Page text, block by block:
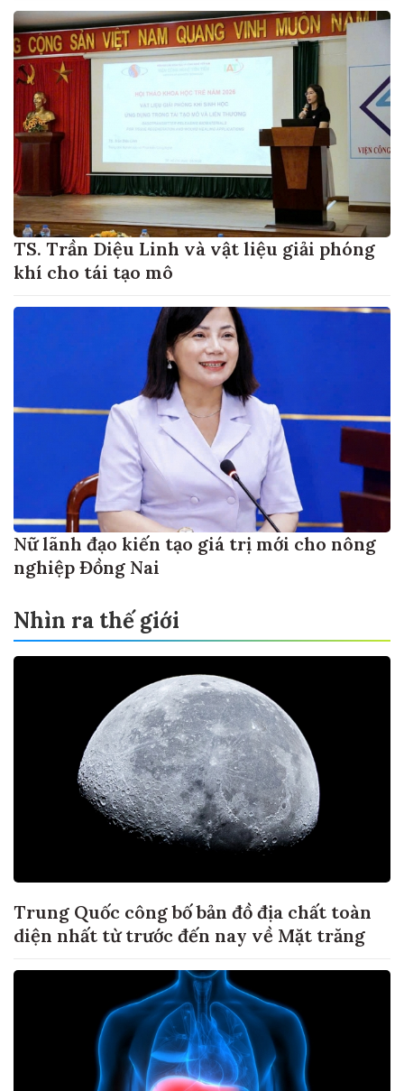
TS. Trần Diệu Linh và vật liệu giải phóng
khí cho tái tạo mô
Nữ lãnh đạo kiến tạo giá trị mới cho nông
nghiệp Đồng Nai
Nhìn ra thế giới
Trung Quốc công bố bản đồ địa chất toàn
diện nhất từ trước đến nay về Mặt trăng